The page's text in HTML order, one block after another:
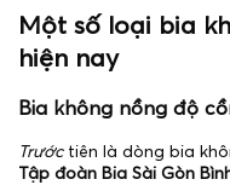
Một số loại bia
hiện nay
Bia không nồng độ
Trước tiên là dòng bia
Tập đoàn Bia Sài Gòn